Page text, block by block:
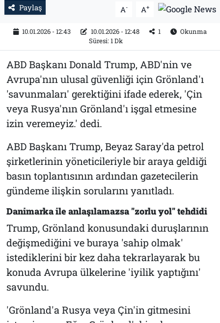
Paylaş A- A+
10.01.2026 - 12:43 10.01.2026 - 12:48 1
Okunma
Süresi: 1 Dk
ABD Başkanı Donald Trump, ABD'nin ve
Avrupa'nın ulusal güvenliği için Grönland'ı
'savunmaları' gerektiğini ifade ederek, 'Çin
veya Rusya'nın Grönland'ı işgal etmesine
izin veremeyiz.' dedi.
ABD Başkanı Trump, Beyaz Saray'da petrol
şirketlerinin yöneticileriyle bir araya geldiği
basın toplantısının ardından gazetecilerin
gündeme ilişkin sorularını yanıtladı.
Danimarka ile anlaşılamazsa "zorlu yol" tehdidi
Trump, Grönland konusundaki duruşlarının
değişmediğini ve buraya 'sahip olmak'
istediklerini bir kez daha tekrarlayarak bu
konuda Avrupa ülkelerine 'iyilik yaptığını'
savundu.
'Grönland'a Rusya veya Çin'in gitmesini